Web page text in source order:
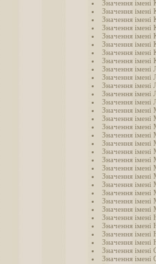
Значення імені
Значення імені
Значення імені
Значення імені
Значення імені
Значення імені
Значення імені
Значення імені
Значення імені
Значення імені
Значення імені
Значення імені
Значення імені
Значення імені
Значення імені
Значення імені
Значення імені
Значення імені
Значення імені
Значення імені
Значення
Значення
Значення імені
Значення імені
Значення імені
Значення імені
Значення імені
Значення імені
Значення імені
Значення імені
Значення імені
Значення імені